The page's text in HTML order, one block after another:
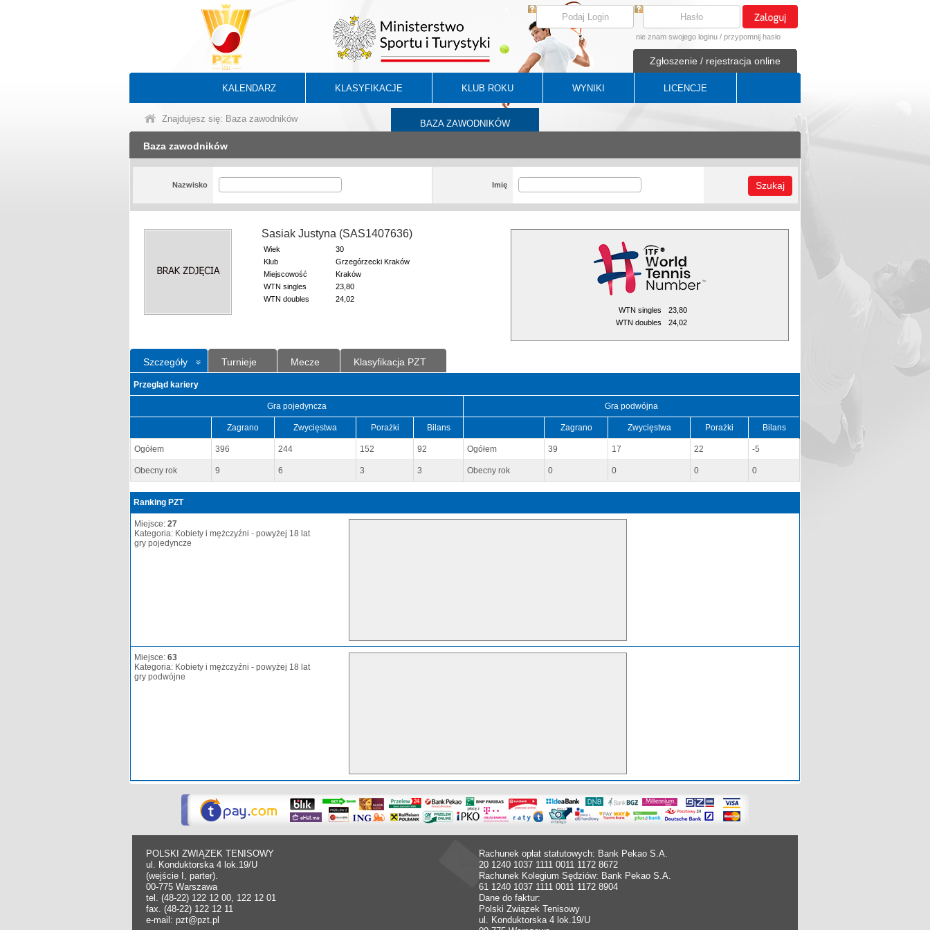
nie znam swojego loginu / przypomnij hasło
Zgłoszenie / rejestracja online
KALENDARZ KLASYFIKACJE KLUB ROKU WYNIKI LICENCJE
BAZA ZAWODNIKÓW
Znajdujesz się: Baza zawodników
Baza zawodników
Nazwisko Imię Szukaj
Sasiak Justyna (SAS1407636)
Wiek
30
Klub
Grzegórzecki Kraków
Miejscowość
Kraków
WTN singles
23,80
WTN doubles
24,02
WTN singles
23,80
WTN doubles
24,02
Szczegóły Turnieje Mecze Klasyfikacja PZT
Przegląd kariery
Gra pojedyncza Gra podwójna
Zagrano Zwycięstwa Porażki Bilans Zagrano Zwycięstwa Porażki Bilans
Ogółem 396 244 152 92 Ogółem 39 17 22 -5
Obecny rok 9 6 3 3 Obecny rok 0 0 0 0
Ranking PZT
Miejsce: 27
Kategoria: Kobiety i mężczyźni - powyżej 18 lat
gry pojedyncze
Miejsce: 63
Kategoria: Kobiety i mężczyźni - powyżej 18 lat
gry podwójne
POLSKI ZWIĄZEK TENISOWY
ul. Konduktorska 4 lok.19/U
(wejście I, parter).
00-775 Warszawa
tel. (48-22) 122 12 00, 122 12 01
fax. (48-22) 122 12 11
e-mail: pzt@pzt.pl
Rachunek opłat statutowych: Bank Pekao S.A.
20 1240 1037 1111 0011 1172 8672
Rachunek Kolegium Sędziów: Bank Pekao S.A.
61 1240 1037 1111 0011 1172 8904
Dane do faktur:
Polski Związek Tenisowy
ul. Konduktorska 4 lok.19/U